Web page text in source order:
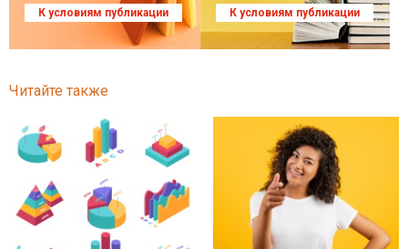
К условиям публикации К условиям публикации
Читайте также